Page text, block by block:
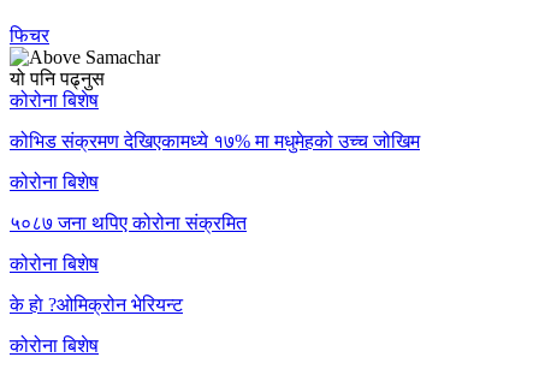
फिचर
यो पनि पढ्नुस
कोरोना बिशेष
कोभिड संक्रमण देखिएकामध्ये १७% मा मधुमेहको उच्च जोखिम
कोरोना बिशेष
५०८७ जना थपिए कोरोना संक्रमित
कोरोना बिशेष
के हाे ?ओमिक्रोन भेरियन्ट
कोरोना बिशेष